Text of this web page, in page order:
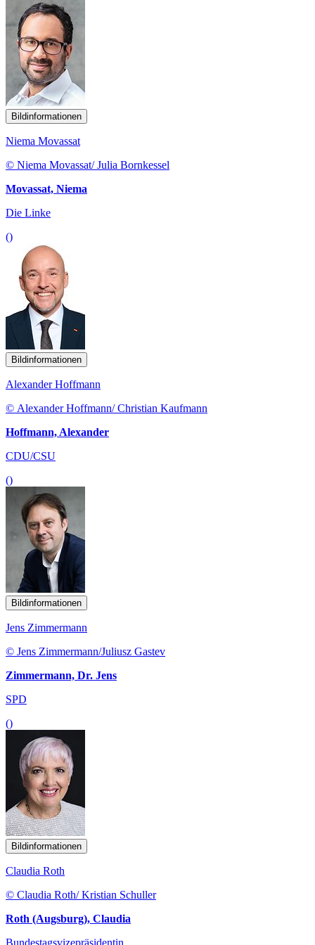
Bildinformationen
Niema Movassat
© Niema Movassat/ Julia Bornkessel
Movassat, Niema
Die Linke
()
Bildinformationen
Alexander Hoffmann
© Alexander Hoffmann/ Christian Kaufmann
Hoffmann, Alexander
CDU/CSU
()
Bildinformationen
Jens Zimmermann
© Jens Zimmermann/Juliusz Gastev
Zimmermann, Dr. Jens
SPD
()
Bildinformationen
Claudia Roth
© Claudia Roth/ Kristian Schuller
Roth (Augsburg), Claudia
Bundestagsvizepräsidentin